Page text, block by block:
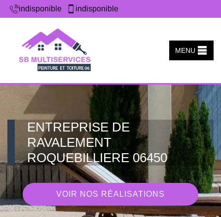
indisponible indisponible
MENU
ENTREPRISE DE
RAVALEMENT
ROQUEBILLIERE 06450
VOIR NOS RÉALISATIONS